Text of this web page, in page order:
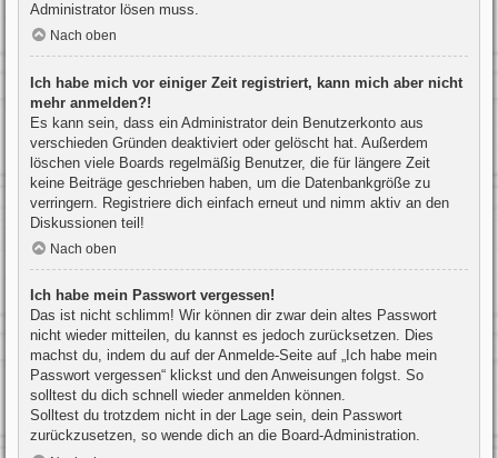
Administrator lösen muss.
Nach oben
Ich habe mich vor einiger Zeit registriert, kann mich aber nicht
mehr anmelden?!
Es kann sein, dass ein Administrator dein Benutzerkonto aus
verschieden Gründen deaktiviert oder gelöscht hat. Außerdem
löschen viele Boards regelmäßig Benutzer, die für längere Zeit
keine Beiträge geschrieben haben, um die Datenbankgröße zu
verringern. Registriere dich einfach erneut und nimm aktiv an den
Diskussionen teil!
Nach oben
Ich habe mein Passwort vergessen!
Das ist nicht schlimm! Wir können dir zwar dein altes Passwort
nicht wieder mitteilen, du kannst es jedoch zurücksetzen. Dies
machst du, indem du auf der Anmelde-Seite auf „Ich habe mein
Passwort vergessen“ klickst und den Anweisungen folgst. So
solltest du dich schnell wieder anmelden können.
Solltest du trotzdem nicht in der Lage sein, dein Passwort
zurückzusetzen, so wende dich an die Board-Administration.